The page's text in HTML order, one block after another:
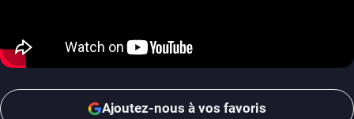
Ajoutez-nous à vos favoris